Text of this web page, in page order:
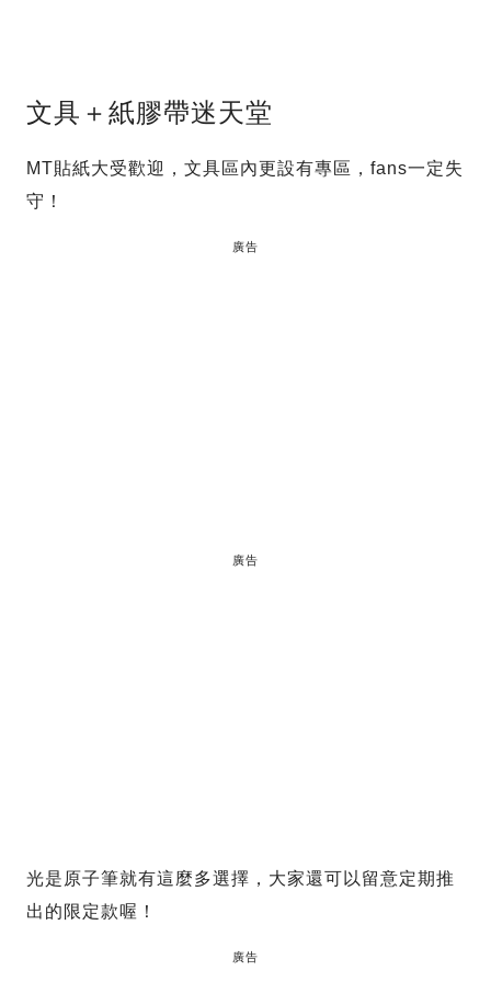
文具＋紙膠帶迷天堂
MT貼紙大受歡迎，文具區內更設有專區，fans一定失
守！
廣告
廣告
光是原子筆就有這麼多選擇，大家還可以留意定期推
出的限定款喔！
廣告